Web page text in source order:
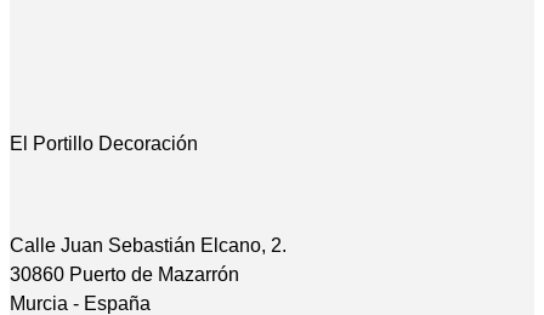
El Portillo Decoración
Calle Juan Sebastián Elcano, 2.
30860 Puerto de Mazarrón
Murcia - España